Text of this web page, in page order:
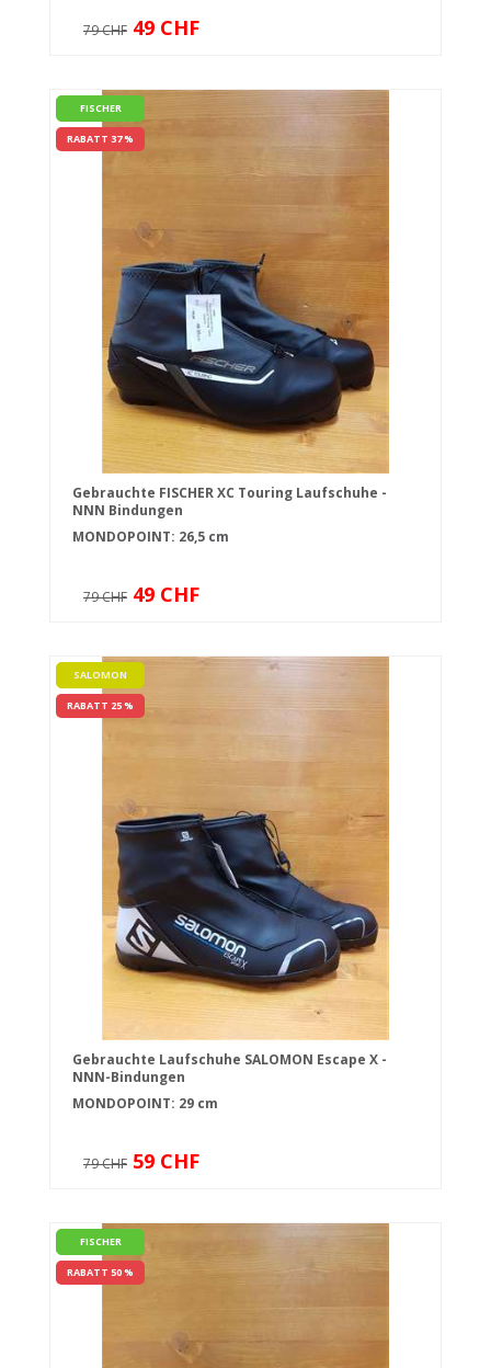
79 CHF 49 CHF
FISCHER
RABATT 37 %
Gebrauchte FISCHER XC Touring Laufschuhe -
NNN Bindungen
MONDOPOINT: 26,5 cm
79 CHF 49 CHF
SALOMON
RABATT 25 %
Gebrauchte Laufschuhe SALOMON Escape X -
NNN-Bindungen
MONDOPOINT: 29 cm
79 CHF 59 CHF
FISCHER
RABATT 50 %